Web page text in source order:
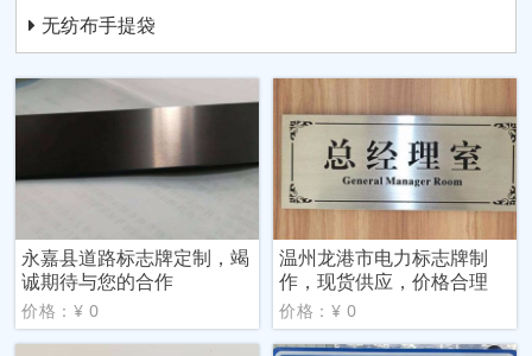
无纺布手提袋
永嘉县道路标志牌定制，竭
诚期待与您的合作
价格：¥ 0
温州龙港市电力标志牌制
作，现货供应，价格合理
价格：¥ 0